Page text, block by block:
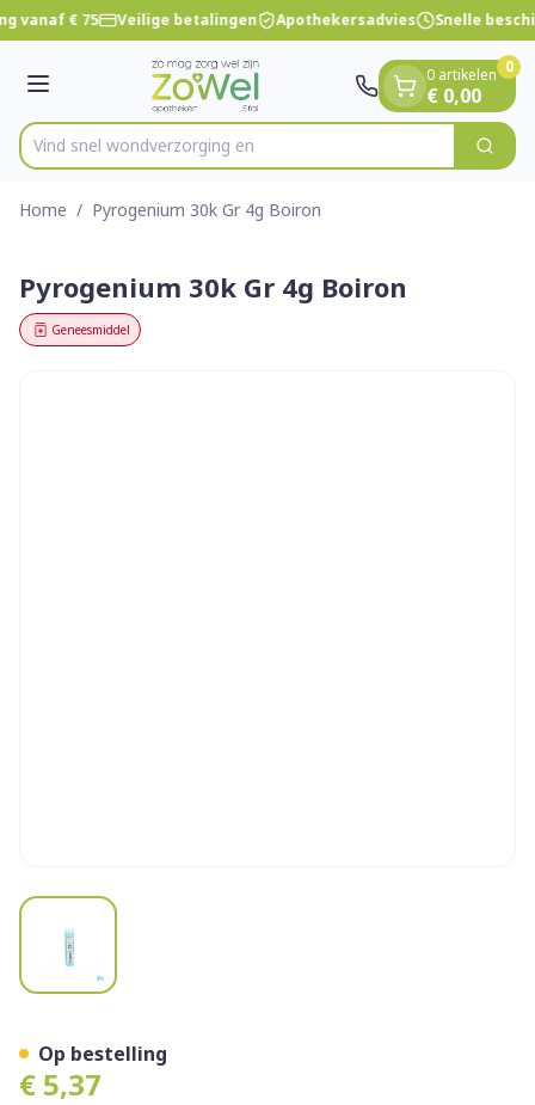
Ga naar de inhoud
1 van 1
vanaf € 75 Veilige betalingen Apothekersadvies Snelle
Menu
Product, merk, categorie...
Vind snel wondverzorg Zoek
0 artikelen
€ 0,00
0
Home / Pyrogenium 30k Gr 4g Boiron
Pyrogenium 30k Gr 4g Boiron
Geneesmiddel
View larger image
€ 5,37
Op bestelling